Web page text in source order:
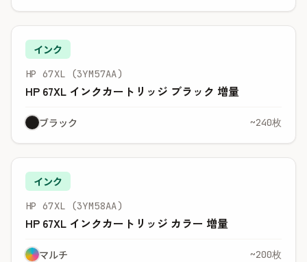
インク
HP 67XL (3YM57AA)
HP 67XL インクカートリッジ ブラック 増量
ブラック ~240枚
インク
HP 67XL (3YM58AA)
HP 67XL インクカートリッジ カラー 増量
マルチ ~200枚